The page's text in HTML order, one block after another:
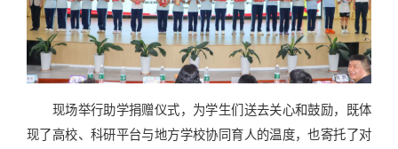
现场举行助学捐赠仪式，为学生们送去关心和鼓励，既体
现了高校、科研平台与地方学校协同育人的温度，也寄托了对